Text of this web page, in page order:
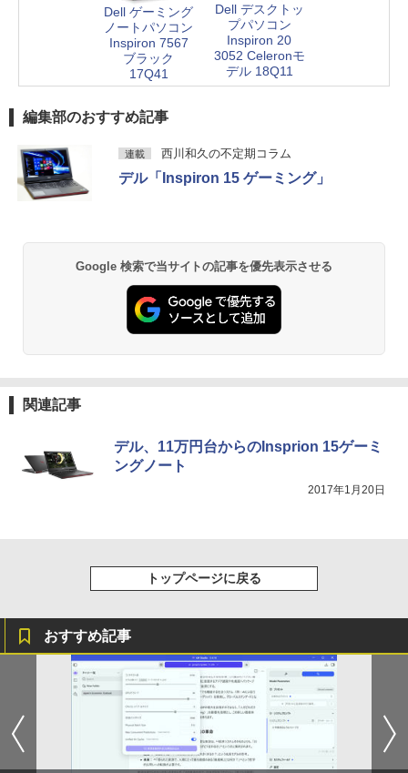
Dell ゲーミング
ノートパソコン
Inspiron 7567
ブラック
17Q41
Dell デスクトッ
プパソコン
Inspiron 20
3052 Celeronモ
デル 18Q11
編集部のおすすめ記事
連載 西川和久の不定期コラム
デル「Inspiron 15 ゲーミング」
Google 検索で当サイトの記事を優先表示させる
関連記事
デル、11万円台からのInsprion 15ゲーミ
ングノート
2017年1月20日
トップページに戻る
おすすめ記事